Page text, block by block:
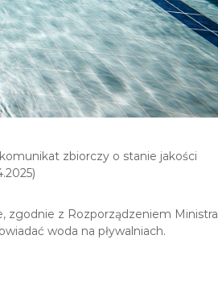
zbiorczy o stanie jakości
zgodnie z Rozporządzeniem Ministra
woda na pływalniach.